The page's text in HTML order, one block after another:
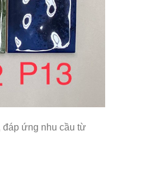
đáp ứng nhu cầu từ